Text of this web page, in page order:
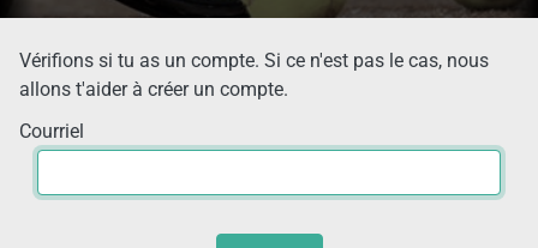
Vérifions si tu as un compte. Si ce n'est pas le cas, nous
allons t'aider à créer un compte.
Courriel